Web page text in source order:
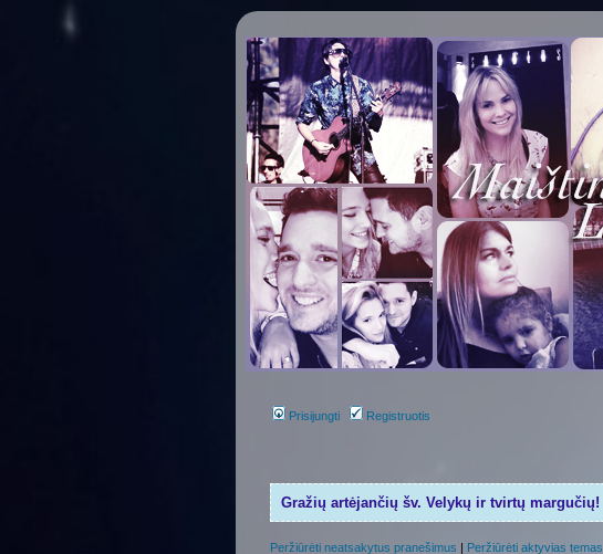
Prisijungti Registruotis
Gražių artėjančių šv. Velykų ir tvirtų margučių!
Peržiūrėti neatsakytus pranešimus | Peržiūrėti aktyvias temas